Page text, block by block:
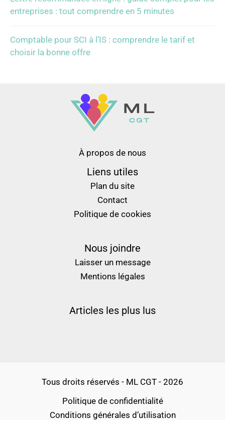
entreprises : tout comprendre en 5 minutes
Comptable pour SCI à l’IS : comprendre le tarif et
choisir la bonne offre
À propos de nous
Liens utiles
Plan du site
Contact
Politique de cookies
Nous joindre
Laisser un message
Mentions légales
Articles les plus lus
Tous droits réservés - ML CGT - 2026
Politique de confidentialité
Conditions générales d’utilisation